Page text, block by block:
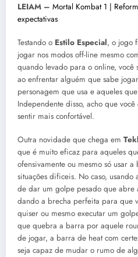
LEIAM – Mortal Kombat 1 |
expectativas
Testando o Estilo Especial, o jogo
jogar nos modos off-line mesmo
quando levado para o online, você
ao enfrentar alguém que sabe
personagem que usa e aqueles
Independente disso, acho que
sentir mais confortável.
Outra novidade que chega em
que é muito eficaz para aqueles
ofensivamente ou mesmo só usar
situações dificeis. No caso,
de dar um golpe pesado que
dando a brecha perfeita para que
quiser ou mesmo executar um
que quebra a barra por aquele
de jogar, a barra de heat com
seja capaz de mudar o rumo de